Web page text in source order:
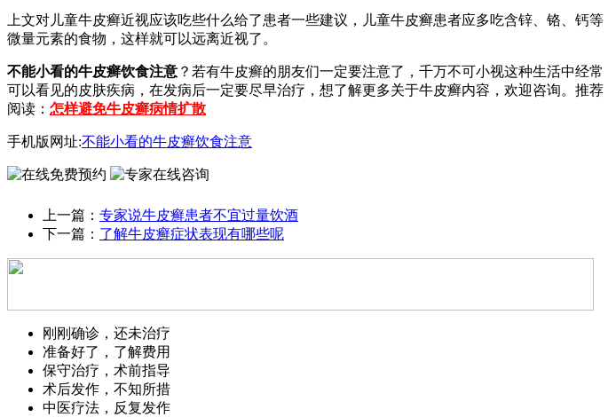
上文对儿童牛皮癣近视应该吃些什么给了患者一些建议，儿童牛皮癣患者应多吃含锌、铬、钙等
微量元素的食物，这样就可以远离近视了。
不能小看的牛皮癣饮食注意 ？若有牛皮癣的朋友们一定要注意了，千万不可小视这种生活中经常
可以看见的皮肤疾病，在发病后一定要尽早治疗，想了解更多关于牛皮癣内容，欢迎咨询。推荐
阅读： 怎样避免牛皮癣病情扩散
手机版网址:不能小看的牛皮癣饮食注意
上一篇： 专家说牛皮癣患者不宜过量饮酒
下一篇： 了解牛皮癣症状表现有哪些呢
刚刚确诊，还未治疗
准备好了，了解费用
保守治疗，术前指导
术后发作，不知所措
中医疗法，反复发作